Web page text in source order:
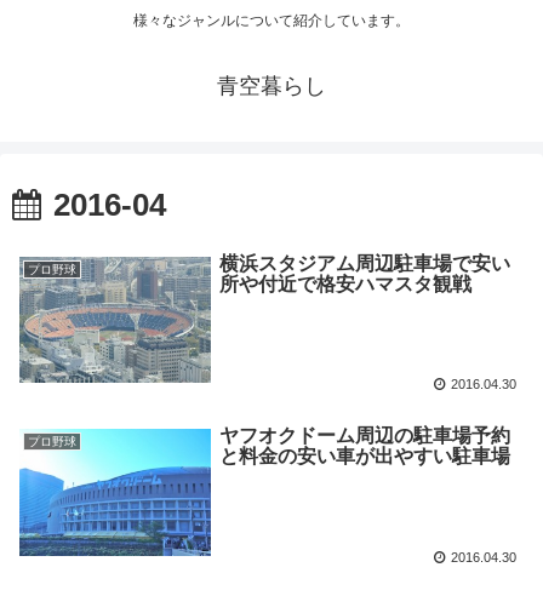
様々なジャンルについて紹介しています。
青空暮らし
2016-04
プロ野球
横浜スタジアム周辺駐車場で安い
所や付近で格安ハマスタ観戦
2016.04.30
プロ野球
ヤフオクドーム周辺の駐車場予約
と料金の安い車が出やすい駐車場
2016.04.30